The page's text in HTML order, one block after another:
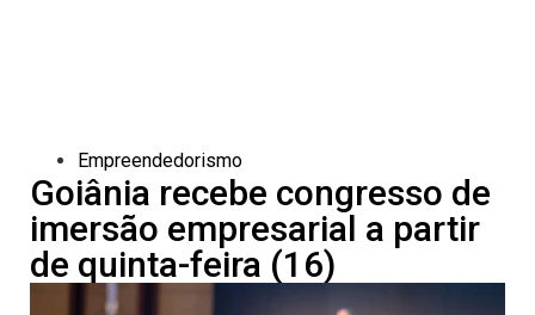
Empreendedorismo
Goiânia recebe congresso de
imersão empresarial a partir
de quinta-feira (16)